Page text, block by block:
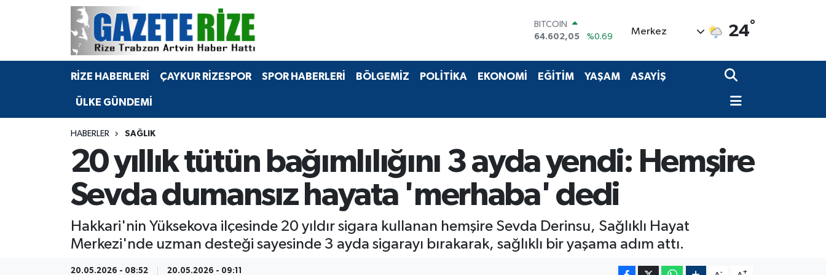
DOLAR
47,6006
%0.06
55,0250
%0.02
STERLİN
64.602,05
%0.69
Merkez 24°
RİZE HABERLERİ ÇAYKUR RİZESPOR SPOR HABERLERİ BÖLGEMİZ POLİTİKA EKONOMİ EĞİTİM YAŞAM ASAYİŞ
ÜLKE GÜNDEMİ
HABERLER SAĞLIK
20 yıllık tütün bağımlılığını 3 ayda yendi: Hemşire
Sevda dumansız hayata 'merhaba' dedi
Hakkari'nin Yüksekova ilçesinde 20 yıldır sigara kullanan hemşire Sevda Derinsu, Sağlıklı Hayat
Merkezi'nde uzman desteği sayesinde 3 ayda sigarayı bırakarak, sağlıklı bir yaşama adım attı.
20.05.2026 - 08:52 20.05.2026 - 09:11 - +
BÖLGEMİZ
Bilim Teknoloji
Advertising news
Canlı Maç
Merkez Nöbetçi Eczaneler
Merkez Hava Durumu
Merkez Trafik Yoğunluk Haritası
Tüm Manşetler
Son Dakika Haberleri
Haber Arşivi